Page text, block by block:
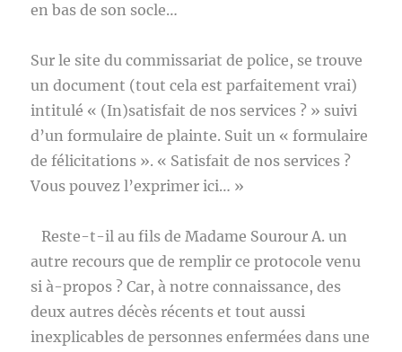
en bas de son socle…
Sur le site du commissariat de police, se trouve
un document (tout cela est parfaitement vrai)
intitulé « (In)satisfait de nos services ? » suivi
d’un formulaire de plainte. Suit un « formulaire
de félicitations ». « Satisfait de nos services ?
Vous pouvez l’exprimer ici… »
Reste-t-il au fils de Madame Sourour A. un
autre recours que de remplir ce protocole venu
si à-propos ? Car, à notre connaissance, des
deux autres décès récents et tout aussi
inexplicables de personnes enfermées dans une